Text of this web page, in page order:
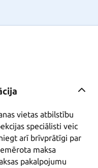
vietas atbilstību
speciālisti veic
arī brīvprātīgi par
maksa
pakalpojumu